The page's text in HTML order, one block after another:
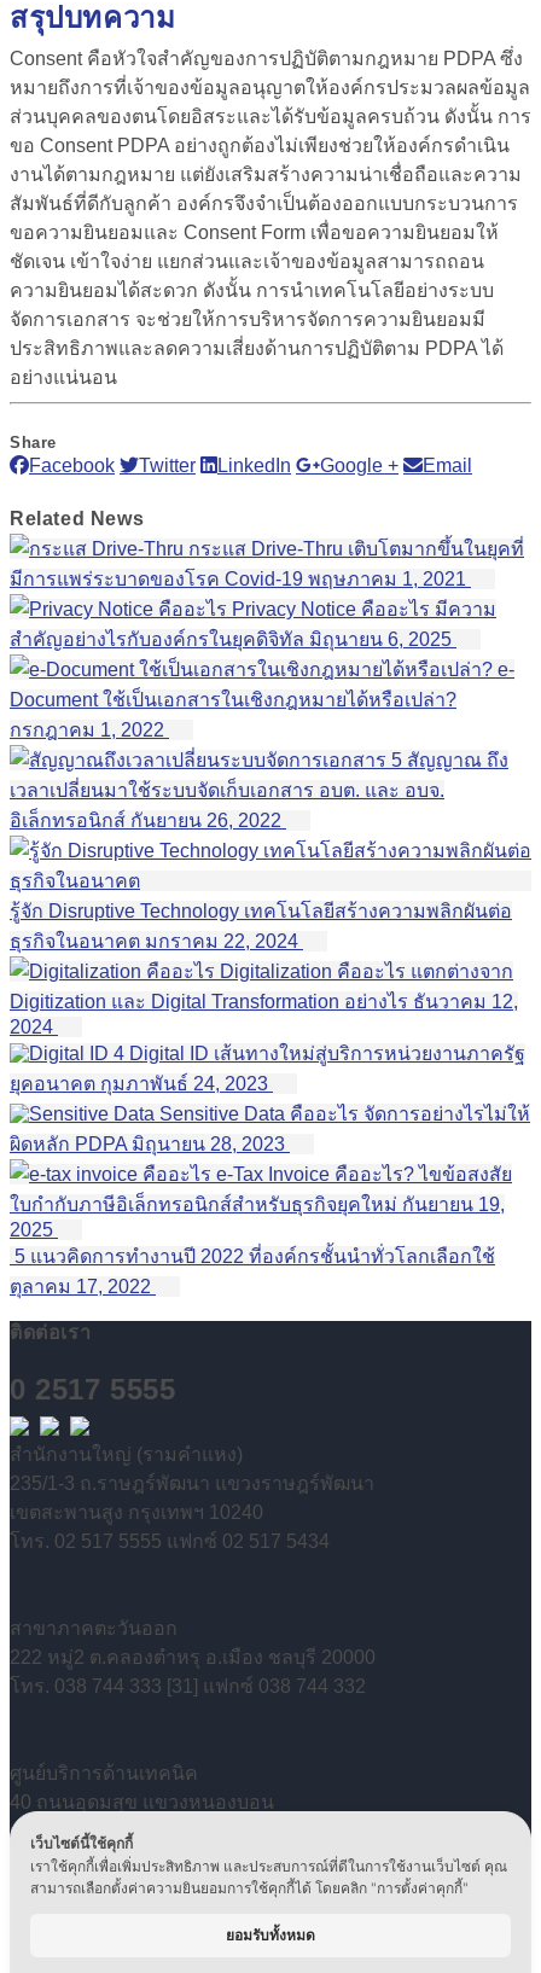
สรุปบทความ
Consent คือหัวใจสำคัญของการปฏิบัติตามกฎหมาย PDPA ซึ่ง
หมายถึงการที่เจ้าของข้อมูลอนุญาตให้องค์กรประมวลผลข้อมูล
ส่วนบุคคลของตนโดยอิสระและได้รับข้อมูลครบถ้วน ดังนั้น การ
ขอ Consent PDPA อย่างถูกต้องไม่เพียงช่วยให้องค์กรดำเนิน
งานได้ตามกฎหมาย แต่ยังเสริมสร้างความน่าเชื่อถือและความ
สัมพันธ์ที่ดีกับลูกค้า องค์กรจึงจำเป็นต้องออกแบบกระบวนการ
ขอความยินยอมและ Consent Form เพื่อขอความยินยอมให้
ชัดเจน เข้าใจง่าย แยกส่วนและเจ้าของข้อมูลสามารถถอน
ความยินยอมได้สะดวก ดังนั้น การนำเทคโนโลยีอย่างระบบ
จัดการเอกสาร จะช่วยให้การบริหารจัดการความยินยอมมี
ประสิทธิภาพและลดความเสี่ยงด้านการปฏิบัติตาม PDPA ได้
อย่างแน่นอน
Share
Facebook Twitter LinkedIn Google + Email
Related
News
กระแส Drive-Thru เติบโตมากขึ้นในยุคที่
มีการแพร่ระบาดของโรค Covid-19 พฤษภาคม 1, 2021
Privacy Notice คืออะไร มีความ
สำคัญอย่างไรกับองค์กรในยุคดิจิทัล มิถุนายน 6, 2025
e-
Document ใช้เป็นเอกสารในเชิงกฎหมายได้หรือเปล่า?
กรกฎาคม 1, 2022
5 สัญญาณ ถึง
เวลาเปลี่ยนมาใช้ระบบจัดเก็บเอกสาร อบต. และ อบจ.
อิเล็กทรอนิกส์ กันยายน 26, 2022
รู้จัก Disruptive Technology เทคโนโลยีสร้างความพลิกผันต่อ
ธุรกิจในอนาคต มกราคม 22, 2024
Digitalization คืออะไร แตกต่างจาก
Digitization และ Digital Transformation อย่างไร ธันวาคม 12,
2024
4 Digital ID เส้นทางใหม่สู่บริการหน่วยงานภาครัฐ
ยุคอนาคต กุมภาพันธ์ 24, 2023
Sensitive Data คืออะไร จัดการอย่างไรไม่ให้
ผิดหลัก PDPA มิถุนายน 28, 2023
e-Tax Invoice คืออะไร? ไขข้อสงสัย
ใบกำกับภาษีอิเล็กทรอนิกส์สำหรับธุรกิจยุคใหม่ กันยายน 19,
2025
5 แนวคิดการทำงานปี 2022 ที่องค์กรชั้นนำทั่วโลกเลือกใช้
ตุลาคม 17, 2022
ติดต่อเรา
0 2517 5555
สำนักงานใหญ่ (รามคำแหง)
235/1-3 ถ.ราษฎร์พัฒนา แขวงราษฎร์พัฒนา
เขตสะพานสูง กรุงเทพฯ 10240
โทร. 02 517 5555 แฟกซ์ 02 517 5434
สาขาภาคตะวันออก
222 หมู่2 ต.คลองตำหรุ อ.เมือง ชลบุรี 20000
โทร. 038 744 333 [31] แฟกซ์ 038 744 332
ศูนย์บริการด้านเทคนิค
40 ถนนอุดมสุข แขวงหนองบอน
เขตประเวศ กรุงเทพฯ 10250
โทร. 0 2399 5500 / 0 2746 6946-49
แฟกซ์ 02 746 6950
เว็บไซต์นี้ใช้คุกกี้
เราใช้คุกกี้เพื่อเพิ่มประสิทธิภาพ และประสบการณ์ที่ดีในการใช้งานเว็บไซต์ คุณ
สามารถเลือกตั้งค่าความยินยอมการใช้คุกกี้ได้ โดยคลิก "การตั้งค่าคุกกี้"
ยอมรับทั้งหมด